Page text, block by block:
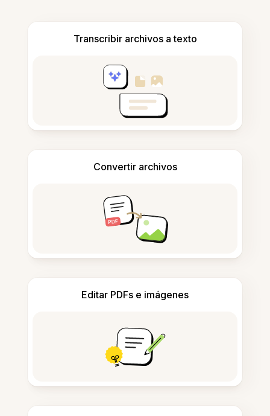
Transcribir archivos a texto
Convertir archivos
Editar PDFs e imágenes